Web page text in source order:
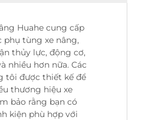
Huahe cung cấp
phụ tùng xe nâng,
thủy lực, động cơ,
nhiều hơn nữa. Các
tôi được thiết kế để
thương hiệu xe
bảo rằng bạn có
kiện phù hợp với